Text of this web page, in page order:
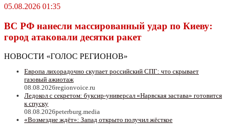
05.08.2026 01:35
ВС РФ нанесли массированный удар по Киеву:
город атаковали десятки ракет
НОВОСТИ «ГОЛОС РЕГИОНОВ»
Европа лихорадочно скупает российский СПГ: что скрывает
газовый ажиотаж
08.08.2026regionvoice.ru
Ледокол с секретом: буксир-универсал «Нарвская застава» готовится
к спуску
08.08.2026peterburg.media
«Возмездие ждёт»: Запад открыто получил жёсткое